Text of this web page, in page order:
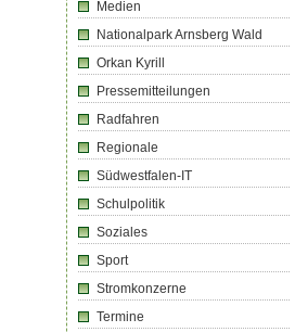
Medien
Nationalpark Arnsberg Wald
Orkan Kyrill
Pressemitteilungen
Radfahren
Regionale
Südwestfalen-IT
Schulpolitik
Soziales
Sport
Stromkonzerne
Termine